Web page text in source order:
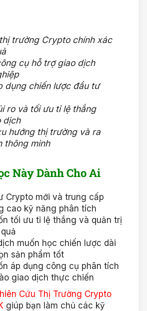
trường Crypto chính xác
cụ hỗ trợ giao dịch
dụng chiến lược đầu tư
ro và tối ưu tỉ lệ thắng
dịch
hướng thị trường và ra
thông minh
Này Dành Cho Ai
Crypto mới và trung cấp
cao kỹ năng phân tích
tối ưu tỉ lệ thắng và quản trị
muốn học chiến lược dài
sản phẩm tốt
áp dụng công cụ phân tích
giao dịch thực chiến
Cứu Thị Trường Crypto
giúp bạn làm chủ các kỹ